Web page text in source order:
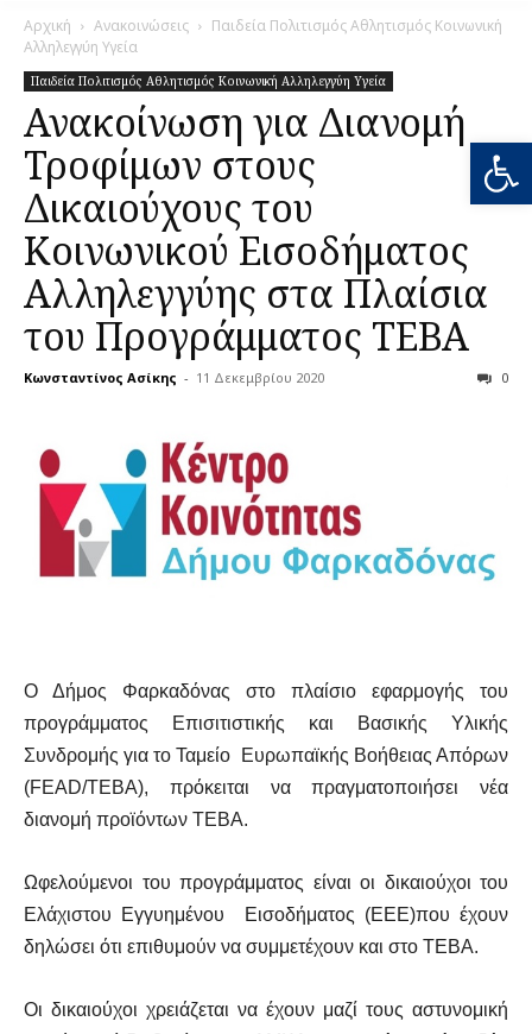
Αρχική Ανακοινώσεις
Παιδεία Πολιτισμός Αθλητισμός Κοινωνική
Αλληλεγγύη Υγεία
Παιδεία Πολιτισμός Αθλητισμός Κοινωνική Αλληλεγγύη Υγεία
Ανακοίνωση για Διανομή
Τροφίμων στους
Δικαιούχους του
Κοινωνικού Εισοδήματος
Αλληλεγγύης στα Πλαίσια
του Προγράμματος ΤΕΒΑ
Κωνσταντίνος Ασίκης - 11 Δεκεμβρίου 2020 0
Ο Δήμος Φαρκαδόνας στο πλαίσιο εφαρμογής του
προγράμματος Επισιτιστικής και Βασικής Υλικής
Συνδρομής για το Ταμείο Ευρωπαϊκής Βοήθειας Απόρων
(FEAD/TEBA), πρόκειται να πραγματοποιήσει νέα
διανομή προϊόντων ΤΕΒΑ.
Ωφελούμενοι του προγράμματος είναι οι δικαιούχοι του
Ελάχιστου Εγγυημένου Εισοδήματος (ΕΕΕ)που έχουν
δηλώσει ότι επιθυμούν να συμμετέχουν και στο ΤΕΒΑ.
Οι δικαιούχοι χρειάζεται να έχουν μαζί τους αστυνομική